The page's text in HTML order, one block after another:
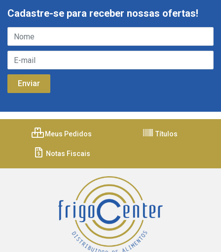
Cadastre-se para receber nossas ofertas!
Meus Pedidos Títulos
Notas Fiscais